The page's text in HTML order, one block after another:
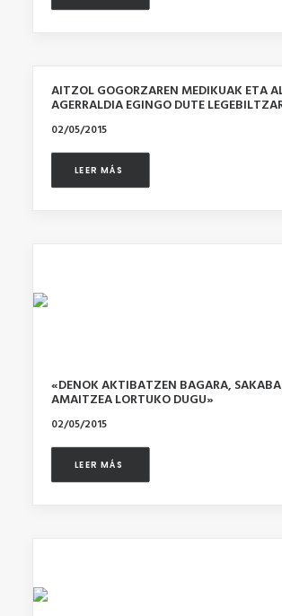
AITZOL GOGORZAREN MEDIKUAK ETA
AGERRALDIA EGINGO DUTE
02/05/2015
LEER MÁS
«DENOK AKTIBATZEN BAGARA,
AMAITZEA LORTUKO DUGU»
02/05/2015
LEER MÁS